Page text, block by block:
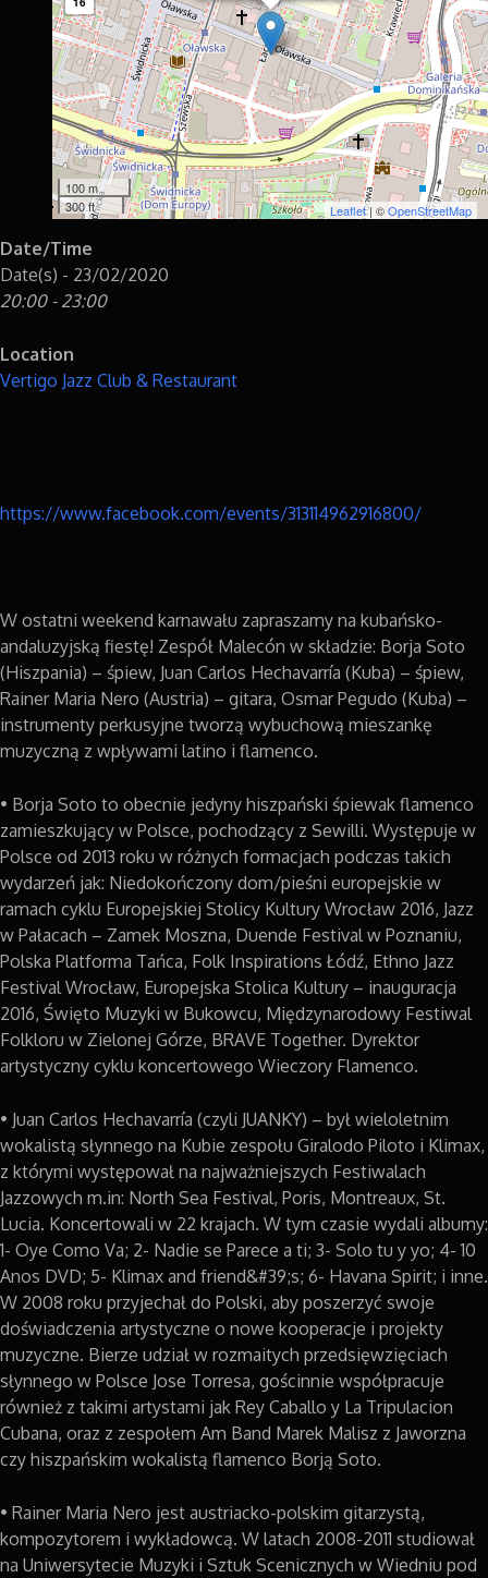
100 m
300 ft
Leaflet| ©OpenStreetMap
Date/Time
Date(s) - 23/02/2020
20:00 - 23:00
Location
Vertigo Jazz Club & Restaurant
https://www.facebook.com/events/313114962916800/
W ostatni weekend karnawału zapraszamy na kubańsko-
andaluzyjską fiestę! Zespół Malecón w składzie: Borja Soto
(Hiszpania) – śpiew, Juan Carlos Hechavarría (Kuba) – śpiew,
Rainer Maria Nero (Austria) – gitara, Osmar Pegudo (Kuba) –
instrumenty perkusyjne tworzą wybuchową mieszankę
muzyczną z wpływami latino i flamenco.
• Borja Soto to obecnie jedyny hiszpański śpiewak flamenco
zamieszkujący w Polsce, pochodzący z Sewilli. Występuje w
Polsce od 2013 roku w różnych formacjach podczas takich
wydarzeń jak: Niedokończony dom/pieśni europejskie w
ramach cyklu Europejskiej Stolicy Kultury Wrocław 2016, Jazz
w Pałacach – Zamek Moszna, Duende Festival w Poznaniu,
Polska Platforma Tańca, Folk Inspirations Łódź, Ethno Jazz
Festival Wrocław, Europejska Stolica Kultury – inauguracja
2016, Święto Muzyki w Bukowcu, Międzynarodowy Festiwal
Folkloru w Zielonej Górze, BRAVE Together. Dyrektor
artystyczny cyklu koncertowego Wieczory Flamenco.
• Juan Carlos Hechavarría (czyli JUANKY) – był wieloletnim
wokalistą słynnego na Kubie zespołu Giralodo Piloto i Klimax,
z którymi występował na najważniejszych Festiwalach
Jazzowych m.in: North Sea Festival, Poris, Montreaux, St.
Lucia. Koncertowali w 22 krajach. W tym czasie wydali albumy:
1- Oye Como Va; 2- Nadie se Parece a ti; 3- Solo tu y yo; 4- 10
Anos DVD; 5- Klimax and friend&#39;s; 6- Havana Spirit; i inne.
W 2008 roku przyjechał do Polski, aby poszerzyć swoje
doświadczenia artystyczne o nowe kooperacje i projekty
muzyczne. Bierze udział w rozmaitych przedsięwzięciach
słynnego w Polsce Jose Torresa, gościnnie współpracuje
również z takimi artystami jak Rey Caballo y La Tripulacion
Cubana, oraz z zespołem Am Band Marek Malisz z Jaworzna
czy hiszpańskim wokalistą flamenco Borją Soto.
• Rainer Maria Nero jest austriacko-polskim gitarzystą,
kompozytorem i wykładowcą. W latach 2008-2011 studiował
na Uniwersytecie Muzyki i Sztuk Scenicznych w Wiedniu pod